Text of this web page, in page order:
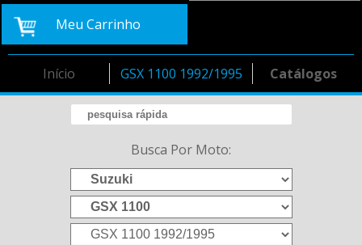
Meu Carrinho
Catálogos
GSX 1100 1992/1995
Início
Busca Por Moto: